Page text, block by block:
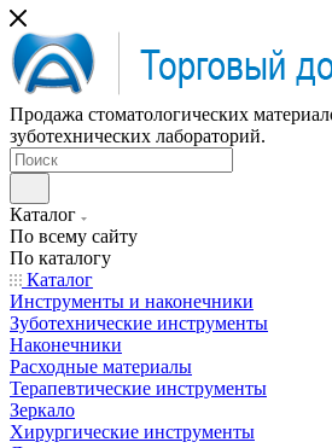
Продажа стоматологических
зуботехнических лабораторий.
Каталог
По всему сайту
По каталогу
Каталог
Инструменты и наконечники
Зуботехнические инструменты
Наконечники
Расходные материалы
Терапевтические инструменты
Зеркало
Хирургические инструменты